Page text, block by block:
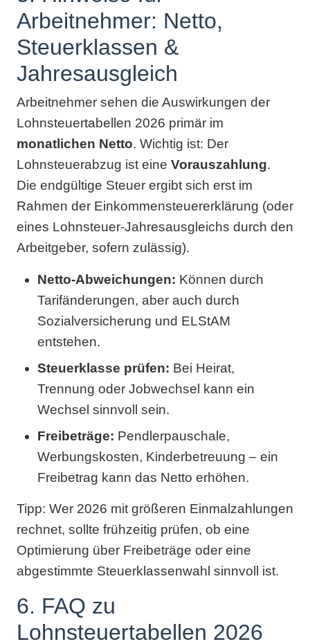
Arbeitnehmer: Netto,
Steuerklassen &
Jahresausgleich
Arbeitnehmer sehen die Auswirkungen der
Lohnsteuertabellen 2026 primär im
monatlichen Netto. Wichtig ist: Der
Lohnsteuerabzug ist eine Vorauszahlung.
Die endgültige Steuer ergibt sich erst im
Rahmen der Einkommensteuererklärung (oder
eines Lohnsteuer-Jahresausgleichs durch den
Arbeitgeber, sofern zulässig).
Netto-Abweichungen: Können durch
Tarifänderungen, aber auch durch
Sozialversicherung und ELStAM
entstehen.
Steuerklasse prüfen: Bei Heirat,
Trennung oder Jobwechsel kann ein
Wechsel sinnvoll sein.
Freibeträge: Pendlerpauschale,
Werbungskosten, Kinderbetreuung – ein
Freibetrag kann das Netto erhöhen.
Tipp: Wer 2026 mit größeren Einmalzahlungen
rechnet, sollte frühzeitig prüfen, ob eine
Optimierung über Freibeträge oder eine
abgestimmte Steuerklassenwahl sinnvoll ist.
6. FAQ zu
Lohnsteuertabellen 2026